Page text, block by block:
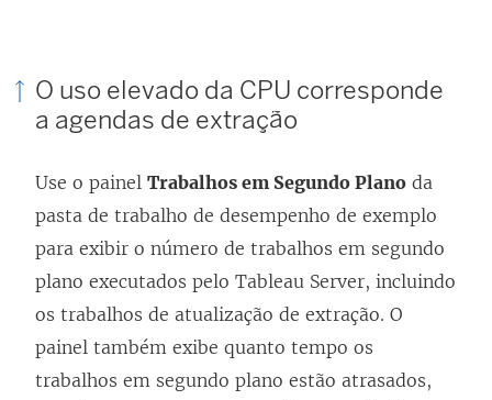
O uso elevado da CPU corresponde
a agendas de extração
Use o painel Trabalhos em Segundo Plano da
pasta de trabalho de desempenho de exemplo
para exibir o número de trabalhos em segundo
plano executados pelo Tableau Server, incluindo
os trabalhos de atualização de extração. O
painel também exibe quanto tempo os
trabalhos em segundo plano estão atrasados,